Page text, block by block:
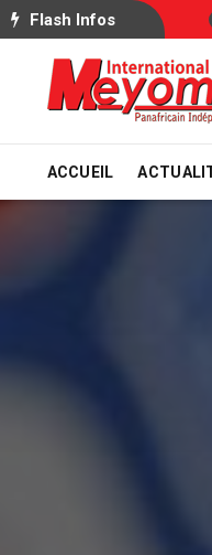
ACCUEIL
Flash Infos